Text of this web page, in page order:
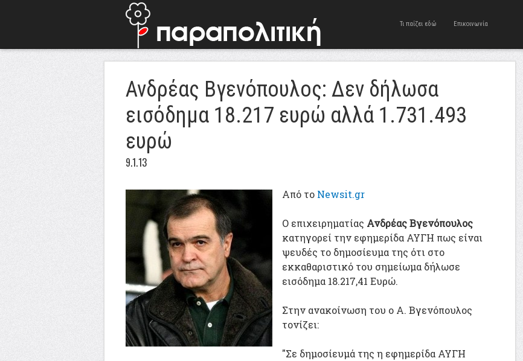
Τι παίζει εδώ Επικοινωνία
Ανδρέας Βγενόπουλος: Δεν δήλωσα
εισόδημα 18.217 ευρώ αλλά 1.731.493
ευρώ
9.1.13
Από το Newsit.gr
Ο επιχειρηματίας Ανδρέας Βγενόπουλος
κατηγορεί την εφημερίδα ΑΥΓΗ πως είναι
ψευδές το δημοσίευμα της ότι στο
εκκαθαριστικό του σημείωμα δήλωσε
εισόδημα 18.217,41 Ευρώ.
Στην ανακοίνωση του ο Α. Βγενόπουλος
τονίζει:
"Σε δημοσίευμά της η εφημερίδα ΑΥΓΗ